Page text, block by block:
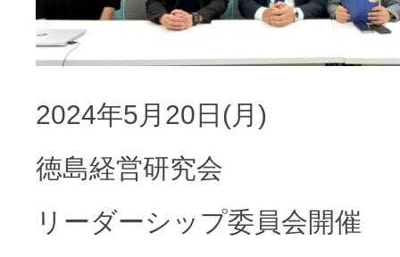
2024年5月20日(月)
徳島経営研究会
リーダーシップ委員会開催